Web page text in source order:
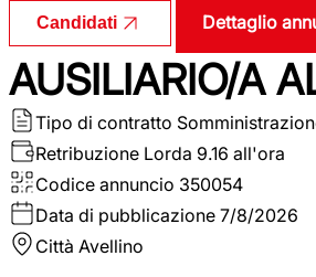
Candidati Dettaglio
AUSILIARIO/A
Tipo di contratto
Retribuzione Lorda 9.16 all'ora
Codice annuncio 350054
Data di pubblicazione 7/8/2026
Città Avellino